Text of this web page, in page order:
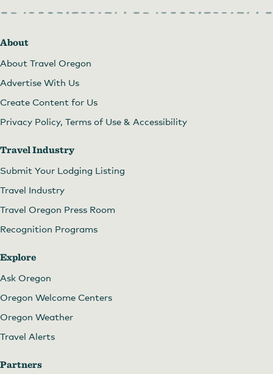
About
About Travel Oregon
Advertise With Us
Create Content for Us
Privacy Policy, Terms of Use & Accessibility
Travel Industry
Submit Your Lodging Listing
Travel Industry
Travel Oregon Press Room
Recognition Programs
Explore
Ask Oregon
Oregon Welcome Centers
Oregon Weather
Travel Alerts
Partners